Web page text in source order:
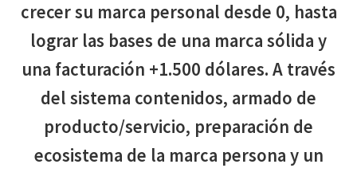
crecer su marca personal desde 0, hasta
lograr las bases de una marca sólida y
una facturación +1.500 dólares. A través
del sistema contenidos, armado de
producto/servicio, preparación de
ecosistema de la marca persona y un